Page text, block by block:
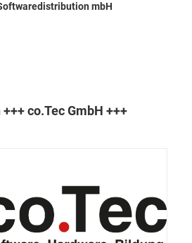
mbH
co.Tec GmbH +++